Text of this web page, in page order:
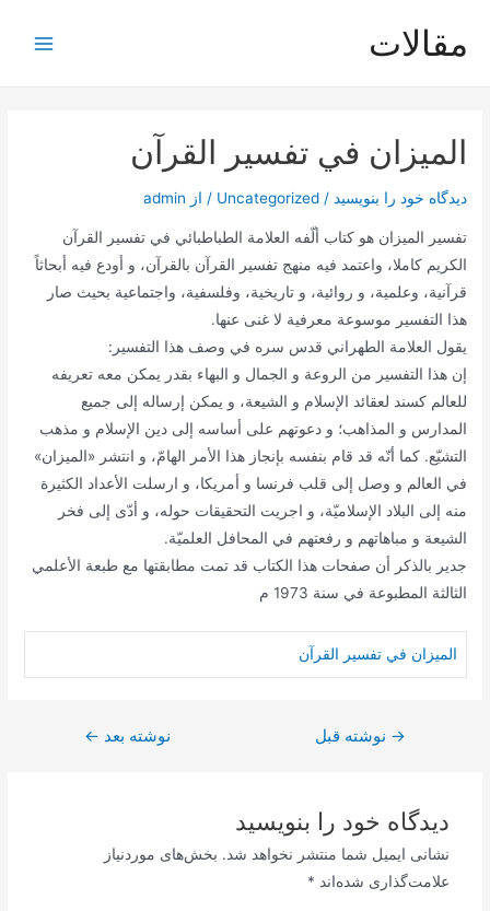
مقالات
الميزان في تفسير القرآن
دیدگاه‌ خود را بنویسید /
Uncategorized / از admin
تفسير الميزان هو كتاب ألّفه العلامة الطباطبائي في تفسير القرآن
الكريم كاملا، واعتمد فيه منهج تفسير القرآن بالقرآن، و أودع فيه أبحاثاً
قرآنية، وعلمية، و روائية، و تاريخية، وفلسفية، واجتماعية بحيث صار
هذا التفسير موسوعة معرفية لا غنى عنها.
يقول العلامة الطهراني قدس سره في وصف هذا التفسير:
إن هذا التفسير من الروعة و الجمال و البهاء بقدر يمكن معه تعريفه
للعالم كسند لعقائد الإسلام و الشيعة، و يمكن إرساله إلى جميع
المدارس و المذاهب؛ و دعوتهم على أساسه إلى دين الإسلام و مذهب
التشيّع. كما أنّه قد قام بنفسه بإنجاز هذا الأمر الهامّ، و انتشر «الميزان»
في العالم و وصل إلى قلب فرنسا و أمريكا، و ارسلت الأعداد الكثيرة
منه إلى البلاد الإسلاميّة، و اجريت التحقيقات حوله، و أدّى إلى فخر
الشيعة و مباهاتهم و رفعتهم في المحافل العلميّة.
جدير بالذكر أن صفحات هذا الكتاب قد تمت مطابقتها مع طبعة الأعلمي
الثالثة المطبوعة في سنة 1973 م
الميزان في تفسير القرآن
راهبری
→ نوشته قبل نوشته بعد ←
دیدگاه‌ خود را بنویسید
نشانی ایمیل شما منتشر نخواهد شد. بخش‌های موردنیاز
علامت‌گذاری شده‌اند *